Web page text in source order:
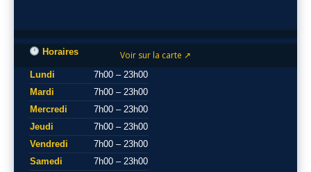
Voir sur la carte ↗
Horaires
Lundi
7h00 – 23h00
Mardi
7h00 – 23h00
Mercredi
7h00 – 23h00
Jeudi
7h00 – 23h00
Vendredi
7h00 – 23h00
Samedi
7h00 – 23h00